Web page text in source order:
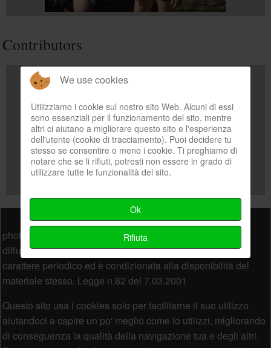
Inserire un
messaggio*
Contributors
Piè di pagina
photo.webzoom.it non costituisce testata giornalistica e la
diffusione di materiale interno al sito non ha comunque
carattere periodico ed è condizionata alla disponibilità del
materiale stesso. Legge n.62 del 7.03.2001
Questo sito usa i cookies solo per facilitarne il suo utilizzo
aiutandoci a capire un po' meglio come lo utilizzi, migliorando
di conseguenza la qualità della navigazione tua e degli altri.
We use cookies
Utilizziamo i cookie sul nostro sito Web. Alcuni di essi
sono essenziali per il funzionamento del sito, mentre
altri ci aiutano a migliorare questo sito e l'esperienza
dell'utente (cookie di tracciamento). Puoi decidere tu
stesso se consentire o meno i cookie. Ti preghiamo di
notare che se li rifiuti, potresti non essere in grado di
utilizzare tutte le funzionalità del sito.
Ok
Rifiuta